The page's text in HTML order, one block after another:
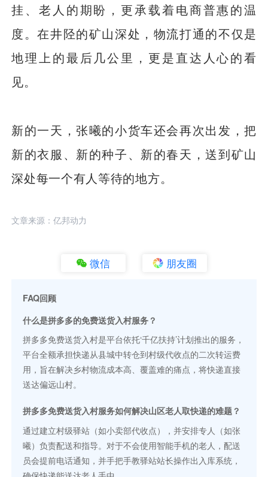
挂、老人的期盼，更承载着电商普惠的温
度。在井陉的矿山深处，物流打通的不仅是
地理上的最后几公里，更是直达人心的看
见。
新的一天，张曦的小货车还会再次出发，把
新的衣服、新的种子、新的春天，送到矿山
深处每一个有人等待的地方。
文章来源：亿邦动力
微信 朋友圈
FAQ回顾
什么是拼多多的免费送货入村服务？
拼多多免费送货入村是平台依托‘千亿扶持’计划推出的服务，
平台全额承担快递从县城中转仓到村级代收点的二次转运费
用，旨在解决乡村物流成本高、覆盖难的痛点，将快递直接
送达偏远山村。
拼多多免费送货入村服务如何解决山区老人取快递的难题？
通过建立村级驿站（如小卖部代收点），并安排专人（如张
曦）负责配送和指导。对于不会使用智能手机的老人，配送
员会提前电话通知，并手把手教驿站站长操作出入库系统，